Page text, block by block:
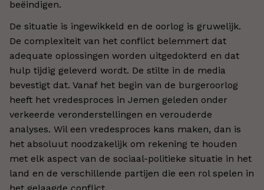
beëindigen.
De situatie is ingewikkeld en de oorlog is gruwelijk.
De complexiteit van het conflict belemmert dat
adequate oplossingen worden uitgedokterd en dat
hulp tijdig geleverd wordt. De stilte in de media
bevestigt dat. Vanaf het begin van de burgeroorlog
heeft het vredesproces in Jemen geleden onder
verkeerde veronderstellingen en verouderde
analyses. Wil een vredesproces kans maken, dan is
het absoluut noodzakelijk om rekening te houden
met elk aspect van de sociaal-politieke situatie in het
land en de verschillende partijen die een rol spelen in